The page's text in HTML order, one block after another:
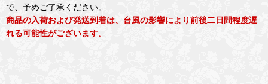
で、予めご了承ください。
商品の入荷および発送到着は、台風の影響により前後二日間程度遅
れる可能性がございます。